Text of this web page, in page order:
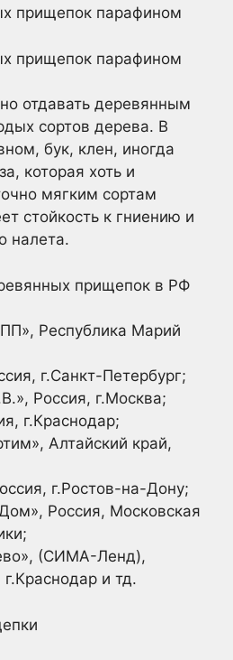
прищепок парафином
прищепок парафином
отдавать деревянным
сортов дерева. В
бук, клен, иногда
которая хоть и
мягким сортам
стойкость к гниению и
налета.
прищепок в РФ
Республика Марий
г.Санкт-Петербург;
Россия, г.Москва;
г.Краснодар;
Алтайский край,
г.Ростов-на-Дону;
Россия, Московская
(СИМА-Ленд),
и тд.